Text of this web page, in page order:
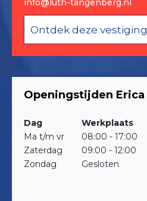
info@luth-tangenberg.nl
Ontdek deze vestiging
Openingstijden Erica
Dag Werkplaats
Ma t/m vr
08:00 - 17:00
Zaterdag
09:00 - 12:00
Zondag
Gesloten